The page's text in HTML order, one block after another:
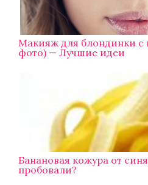
Макияж для блондинки с
фото) — Лучшие идеи
Банановая кожура от
пробовали?